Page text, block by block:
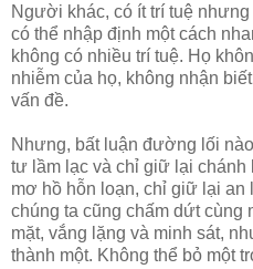
Người khác, có ít trí tuệ
có thể nhập định một cách
không có nhiều trí tuệ. Họ
nhiễm của họ, không nhận
vấn đề.
Nhưng, bất luận đường lối
tư lầm lạc và chỉ giữ lại chánh
mơ hồ hỗn loạn, chỉ giữ lại an
chúng ta cũng chấm dứt cùng
mặt, vắng lặng và minh sát,
thành một. Không thể bỏ một